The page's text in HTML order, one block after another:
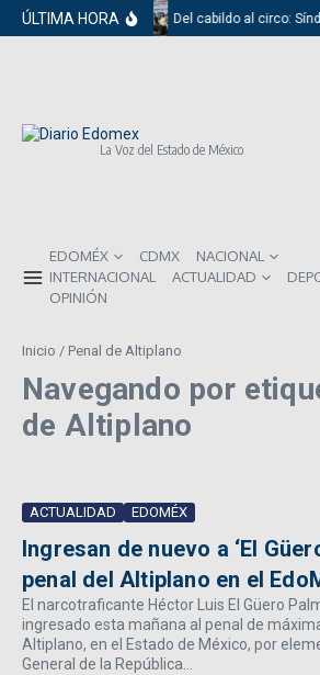
Saltar al contenido
ÚLTIMA HORA Del cabildo al circo:
La Voz del Estado de México
EDOMÉX CDMX
NACIONAL
INTERNACIONAL
ACTUALIDAD
OPINIÓN
Inicio / Penal de Altiplano
Navegando por
de Altiplano
ACTUALIDAD EDOMÉX
Ingresan de nuevo a ‘El
penal del Altiplano en el
El narcotraficante Héctor Luis El Güero
ingresado esta mañana al penal de
Altiplano, en el Estado de México, por
General de la República...